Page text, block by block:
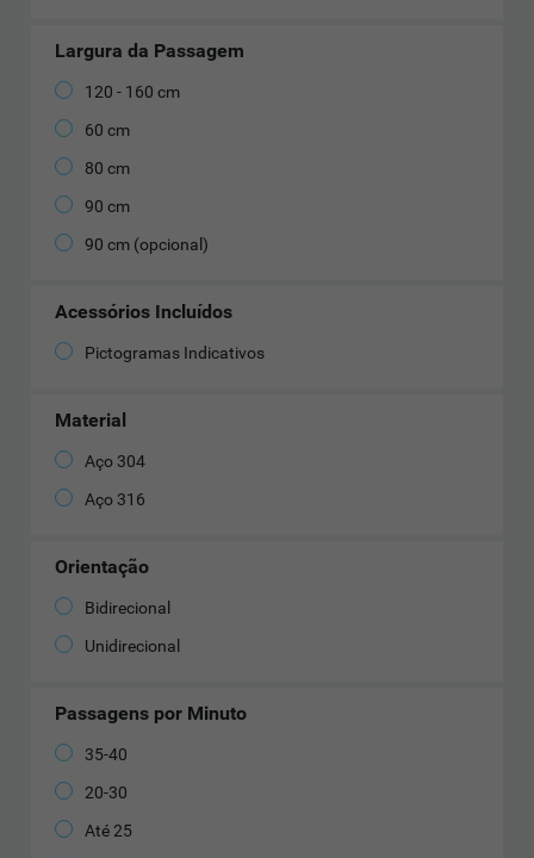
Largura da Passagem
120 - 160 cm
60 cm
80 cm
90 cm
90 cm (opcional)
Acessórios Incluídos
Pictogramas Indicativos
Material
Aço 304
Aço 316
Orientação
Bidirecional
Unidirecional
Passagens por Minuto
35-40
20-30
Até 25